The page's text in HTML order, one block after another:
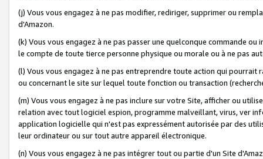
(j) Vous vous engagez à ne pas modifier, rediriger, supprimer ou
d'Amazon.
(k) Vous vous engagez à ne pas passer une quelconque commande
le compte de toute tierce personne physique ou morale ou à ne pas
(l) Vous vous engagez à ne pas entreprendre toute action qui
ou concernant le site sur lequel toute fonction ou transaction
(m) Vous vous engagez à ne pas inclure sur votre Site, afficher ou
relation avec tout logiciel espion, programme malveillant, virus, ver
application logicielle qui n'est pas expressément autorisée par des
leur ordinateur ou sur tout autre appareil électronique.
(n) Vous vous engagez à ne pas intégrer tout ou partie d'un Site